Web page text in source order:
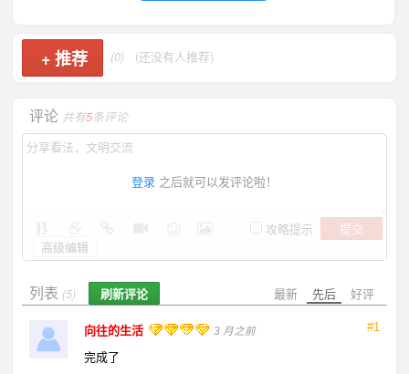
+推荐 (0) (还没有人推荐)
评论 共有5条评论
登录 之后就可以发评论啦！
攻略提示
提交
高级编辑
最新 先后 好评
列表 (5) 刷新评论
#1
向往的生活 3 月之前
完成了